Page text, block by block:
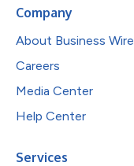
Company
About Business Wire
Careers
Media Center
Help Center
Services